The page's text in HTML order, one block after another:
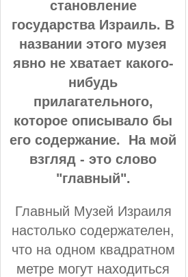
становление
государства Израиль. В
названии этого музея
явно не хватает какого-
нибудь
прилагательного,
которое описывало бы
его содержание. На мой
взгляд - это слово
"главный".
Главный Музей Израиля
настолько содержателен,
что на одном квадратном
метре могут находиться